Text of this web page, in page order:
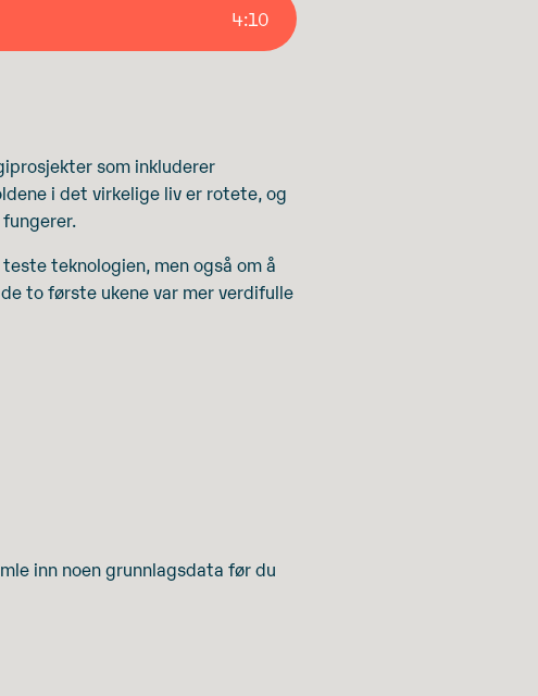
4:10
som inkluderer
i det virkelige liv er rotete, og
teknologien, men også om å
to første ukene var mer verdifulle
inn noen grunnlagsdata før du